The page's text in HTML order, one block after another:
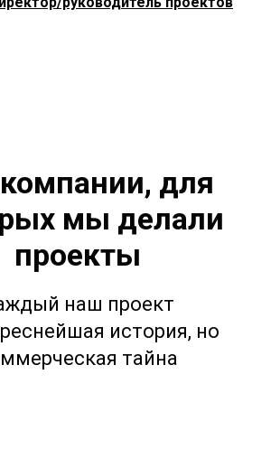
для
мы делали
проекты
наш проект
история, но
тайна